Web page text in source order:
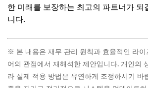
한 미래를 보장하는 최고의 파트너가 되
니다.
※ 본 내용은 재무 관리 원칙과 효율적인 라이
어의 관점에서 재해석한 제안입니다. 개인의
라 실제 적용 방법은 유연하게 조정하시기 바